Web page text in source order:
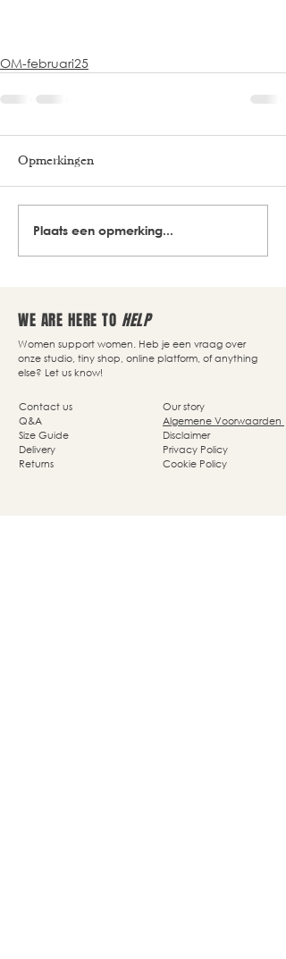
OM-februari25
Opmerkingen
Plaats een opmerking...
WE ARE HERE TO HELP
Women support women. Heb je een vraag over
onze studio, tiny shop, online platform, of anything
else? Let us know!
Our story
Algemene Voorwaarden
Disclaimer
Privacy Policy
Cookie Policy
Contact us
Q&A
Size Guide
Delivery
Returns